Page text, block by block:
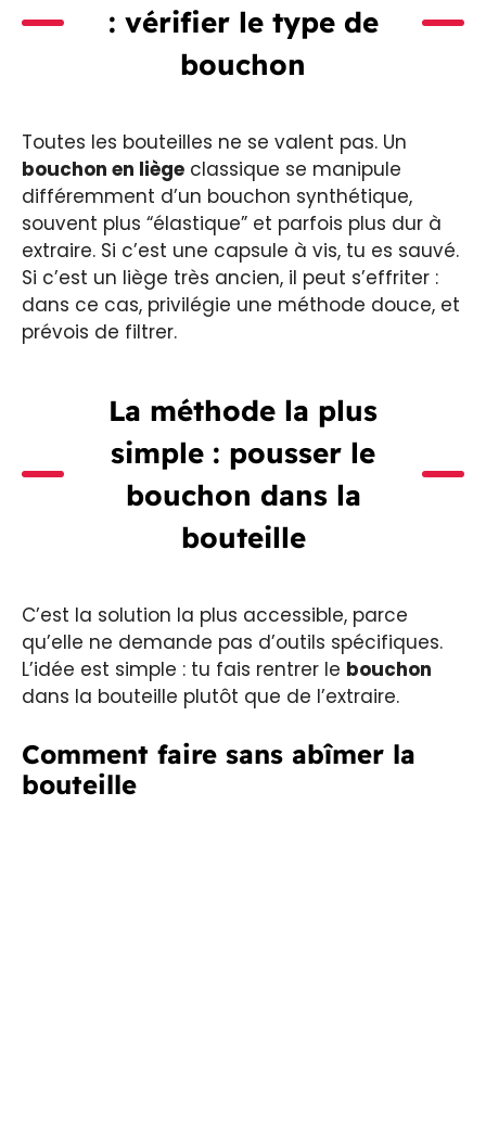
: vérifier le type de
bouchon
Toutes les bouteilles ne se valent pas. Un
bouchon en liège classique se manipule
différemment d’un bouchon synthétique,
souvent plus “élastique” et parfois plus dur à
extraire. Si c’est une capsule à vis, tu es sauvé.
Si c’est un liège très ancien, il peut s’effriter :
dans ce cas, privilégie une méthode douce, et
prévois de filtrer.
La méthode la plus
simple : pousser le
bouchon dans la
bouteille
C’est la solution la plus accessible, parce
qu’elle ne demande pas d’outils spécifiques.
L’idée est simple : tu fais rentrer le bouchon
dans la bouteille plutôt que de l’extraire.
Comment faire sans abîmer la
bouteille